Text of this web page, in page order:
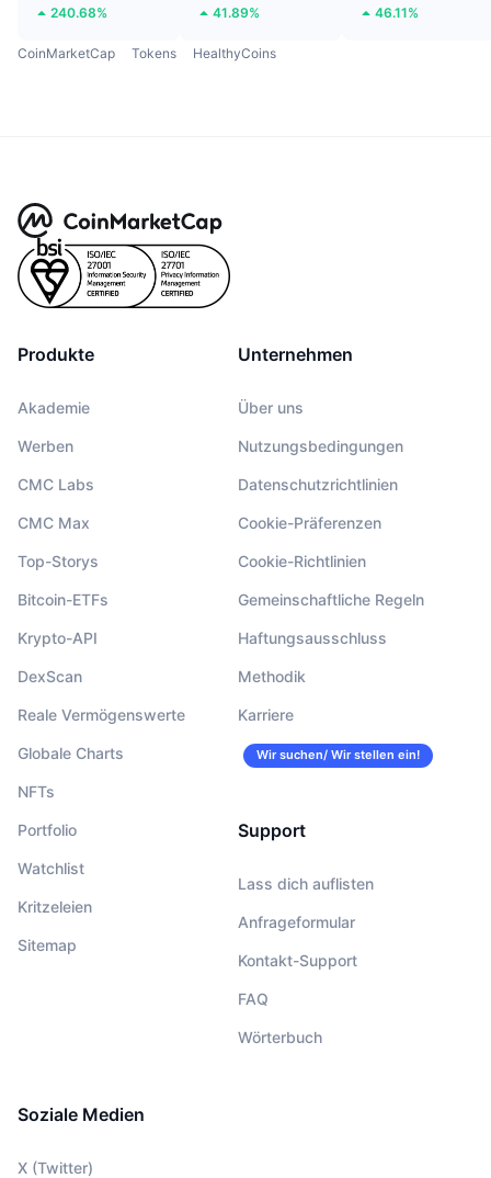
240.68% 41.89% 46.11%
CoinMarketCap Tokens HealthyCoins
Produkte
Akademie
Werben
CMC Labs
CMC Max
Top-Storys
Bitcoin-ETFs
Krypto-API
DexScan
Reale Vermögenswerte
Globale Charts
NFTs
Portfolio
Watchlist
Kritzeleien
Sitemap
Unternehmen
Über uns
Nutzungsbedingungen
Datenschutzrichtlinien
Cookie-Präferenzen
Cookie-Richtlinien
Gemeinschaftliche Regeln
Haftungsausschluss
Methodik
Karriere
Wir suchen/ Wir stellen ein!
Support
Lass dich auflisten
Anfrageformular
Kontakt-Support
FAQ
Wörterbuch
Soziale Medien
X (Twitter)